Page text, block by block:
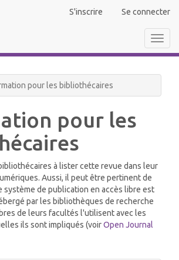
S'inscrire Se connecter
pour les bibliothécaires
pour les
à lister cette revue dans leur
Aussi, il peut être pertinent de
système de publication en accès libre est
par les bibliothèques de recherche
de leurs facultés l'utilisent avec les
ils sont impliqués (voirOpen Journal